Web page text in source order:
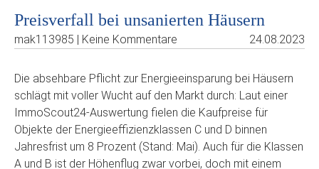
Preisverfall bei unsanierten Häusern
mak113985 | Keine Kommentare 24.08.2023
Die absehbare Pflicht zur Energieeinsparung bei Häusern
schlägt mit voller Wucht auf den Markt durch: Laut einer
ImmoScout24-Auswertung fielen die Kaufpreise für
Objekte der Energieeffizienzklassen C und D binnen
Jahresfrist um 8 Prozent (Stand: Mai). Auch für die Klassen
A und B ist der Höhenflug zwar vorbei, doch mit einem